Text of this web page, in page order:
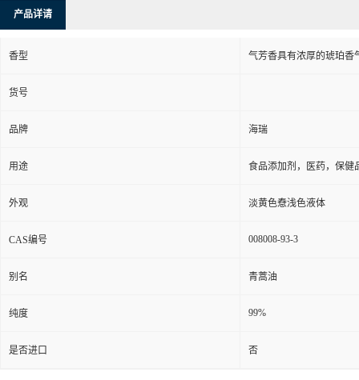
产品详请
香型 气芳香具有浓厚的琥珀香
货号
品牌 海瑞
用途 食品添加剂，医药，保健
外观 淡黄色憃浅色液体
CAS编号 008008-93-3
别名 青蒿油
纯度 99%
是否进口 否